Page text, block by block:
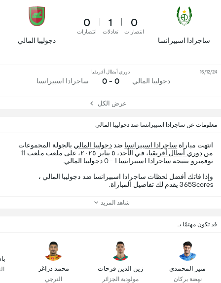
ساجرادا اسبيرانسا
0
انتصارات
1
تعادلات
0
انتصارات
دجوليبا المالي
دجوليبا المالي
دوري أبطال أفريقيا
0 - 0 ساجرادا اسبيرانسا
15/12/24
عرض الكل
معلومات عن ساجرادا اسبيرانسا ضد دجوليبا المالي
انتهت مباراة ساجرادا اسبيرانسا ضددجوليبا المالي بالجولة المجموعات
مندوري أبطال أفريقيا
، في الأحد، ٥ يناير ٢٠٢٥، على ملعب ملعب 11
نوفمبرو بنتيجة ساجرادا اسبيرانسا 1 - 0 دجوليبا المالي.
وإذا فاتك أفضل لحظات ساجرادا اسبيرانسا ضد دجوليبا المالي ،
365Scores يقدم لك تفاصيل المباراة.
شاهد المزيد
قد تكون مهتمًا بـ
منير المحمدي
نهضة بركان
زين الدين فرحات
مولودية الجزائر
محمد دراغر
الترجي